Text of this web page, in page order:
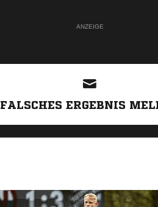
ANZEIGE
FALSCHES ERGEBNIS